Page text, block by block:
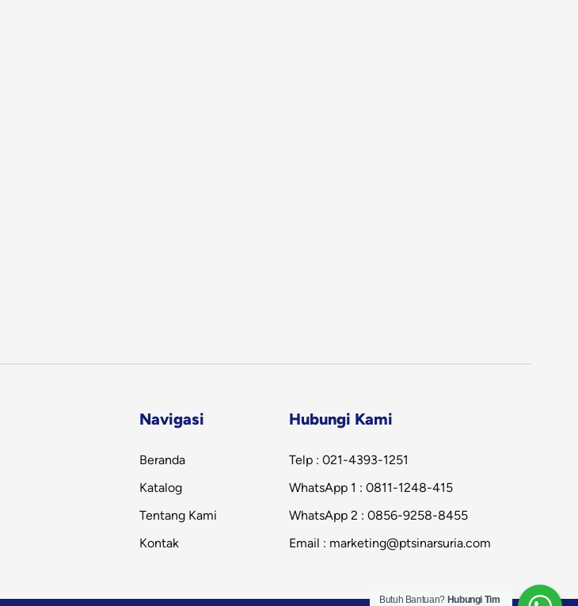
Navigasi
Beranda
Katalog
Tentang Kami
Kontak
Hubungi Kami
Telp : 021-4393-1251
WhatsApp 1 : 0811-1248-415
WhatsApp 2 : 0856-9258-8455
Email : marketing@ptsinarsuria.com
Butuh Bantuan? Hubungi Tim